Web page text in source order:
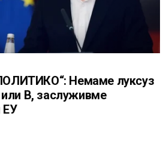
Немаме луксуз
или В, заслуживме
ЕУ